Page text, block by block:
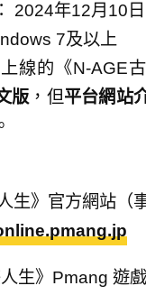
2024年12月10日
7及以上
線的《N-AGE古
版，但平台網站
生》官方網站（
生》Pmang 遊